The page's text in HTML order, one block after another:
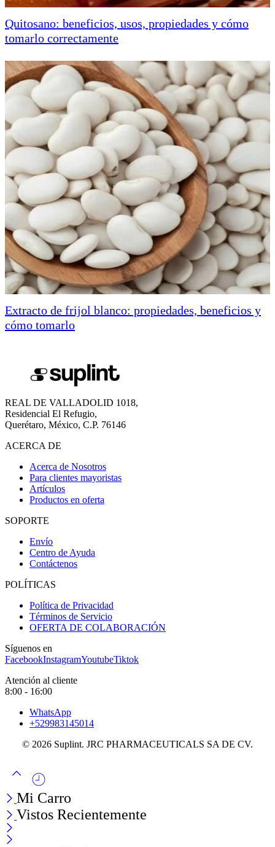
Quitosano: beneficios, usos, propiedades y cómo
tomarlo correctamente
Extracto de frijol blanco: propiedades, beneficios y
cómo tomarlo
REAL DE VALLADOLID 1018,
Residencial El Refugio,
Querétaro, México, C.P. 76146
ACERCA DE
Acerca de Nosotros
Para clientes mayoristas
Artículos
Productos en oferta
SOPORTE
Envío
Centro de Ayuda
Contáctenos
POLÍTICAS
Política de Privacidad
Términos de Servicio
OFERTA DE COLABORACIÓN
Síguenos en
FacebookInstagramYoutubeTiktok
Atención al cliente
8:00 - 16:00
WhatsApp
+529983145014
© 2026 Suplint. JRC PHARMACEUTICALS SA DE CV.
Mi Carro
Vistos Recientemente